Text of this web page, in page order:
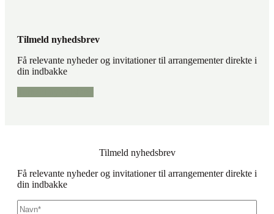
Tilmeld nyhedsbrev
Få relevante nyheder og invitationer til arrangementer direkte i
din indbakke
Tilmeld nyhedsbrev
Få relevante nyheder og invitationer til arrangementer direkte i
din indbakke
Navn *